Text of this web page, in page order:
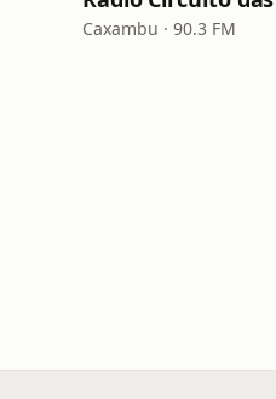
Caxambu · 90.3 FM